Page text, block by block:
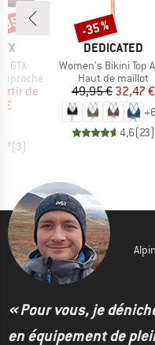
GTX
réduit
de
€
(3)
%
MARQUE
DEDICATED
Article
Women's Bikini Top
Product group
Haut de maillot
Prix
49,95 €Prix
32,47 €
+
4,6(23)
Remise
-35 %
« Pour vous, je
en équipement de